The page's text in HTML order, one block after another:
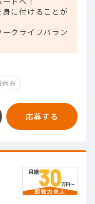
身に付けることが
ークライフバラン
休み
応募する